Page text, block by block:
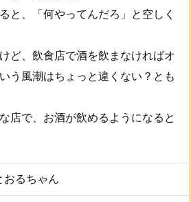
と、「何やってんだろ」と空しく
ど、飲食店で酒を飲まなければオ
う風潮はちょっと違くない？とも
店で、お酒が飲めるようになると
おるちゃん